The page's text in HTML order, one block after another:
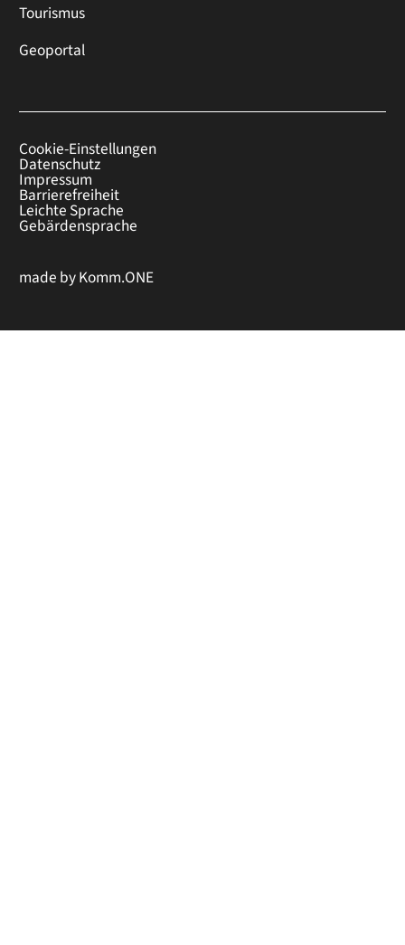
Tourismus
Geoportal
Cookie-Einstellungen
Datenschutz
Impressum
Barrierefreiheit
Leichte Sprache
Gebärdensprache
made byKomm.ONE